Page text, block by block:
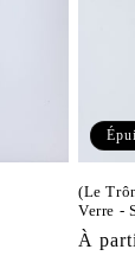
(Le
Verre -
Prix
À